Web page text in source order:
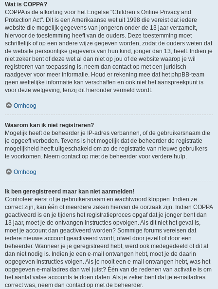
Wat is COPPA?
COPPA is de afkorting voor het Engelse "Children’s Online Privacy and
Protection Act". Dit is een Amerikaanse wet uit 1998 die vereist dat iedere
website die mogelijk gegevens van jongeren onder de 13 jaar verzamelt,
hiervoor de toestemming heeft van de ouders. Deze toestemming moet
schriftelijk of op een andere wijze gegeven worden, zodat de ouders weten dat
de website persoonlijke gegevens van hun kind, jonger dan 13, heeft. Indien je
niet zeker bent of deze wet al dan niet op jou of de website waarop je wil
registreren van toepassing is, neem dan contact op met een juridisch
raadgever voor meer informatie. Houd er rekening mee dat het phpBB-team
geen wettelijke informatie kan verschaffen en ook niet het aanspreekpunt is
voor deze wetgeving, tenzij dit hieronder vermeld wordt.
Omhoog
Waarom kan ik niet registreren?
Mogelijk heeft de beheerder je IP-adres verbannen, of de gebruikersnaam die
je opgeeft verboden. Tevens is het mogelijk dat de beheerder de registratie
mogelijkheid heeft uitgeschakeld om zo de registratie van nieuwe gebruikers
te voorkomen. Neem contact op met de beheerder voor verdere hulp.
Omhoog
Ik ben geregistreerd maar kan niet aanmelden!
Controleer eerst of je gebruikersnaam en wachtwoord kloppen. Indien ze
correct zijn, kan één of meerdere zaken hiervan de oorzaak zijn. Indien COPPA
geactiveerd is en je tijdens het registratieproces opgaf dat je jonger bent dan
13 jaar, moet je de ontvangen instructies opvolgen. Als dit niet het geval is,
moet je account dan geactiveerd worden? Sommige forums vereisen dat
iedere nieuwe account geactiveerd wordt, ofwel door jezelf of door een
beheerder. Wanneer je je geregistreerd hebt, werd ook medegedeeld of dit al
dan niet nodig is. Indien je een e-mail ontvangen hebt, moet je de daarin
opgegeven instructies volgen. Als je nooit een e-mail ontvangen hebt, was het
opgegeven e-mailadres dan wel juist? Één van de redenen van activatie is om
het aantal valse accounts te doen dalen. Als je zeker bent dat je e-mailadres
correct was, neem dan contact op met de beheerder.